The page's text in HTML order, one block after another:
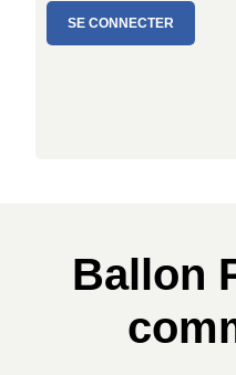
SE CONNECTER
Ballon